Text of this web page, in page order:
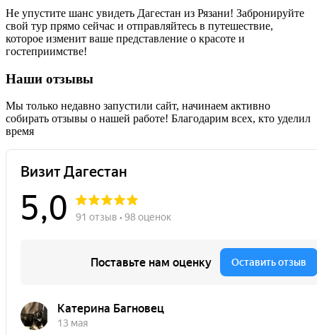
Не упустите шанс увидеть Дагестан из Рязани! Забронируйте
свой тур прямо сейчас и отправляйтесь в путешествие,
которое изменит ваше представление о красоте и
гостеприимстве!
Наши отзывы
Мы только недавно запустили сайт, начинаем активно
собирать отзывы о нашей работе! Благодарим всех, кто уделил
время